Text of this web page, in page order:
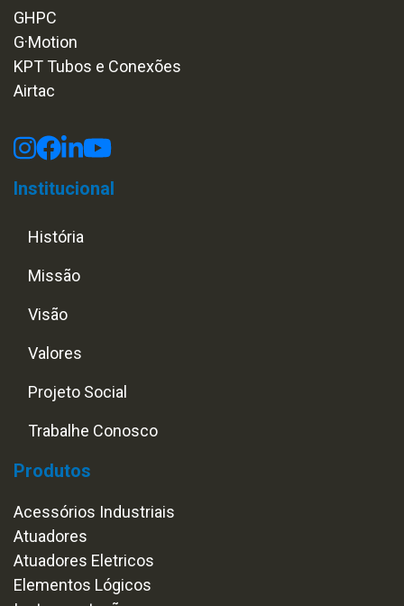
GHPC
G·Motion
KPT Tubos e Conexões
Airtac
Institucional
História
Missão
Visão
Valores
Projeto Social
Trabalhe Conosco
Produtos
Acessórios Industriais
Atuadores
Atuadores Eletricos
Elementos Lógicos